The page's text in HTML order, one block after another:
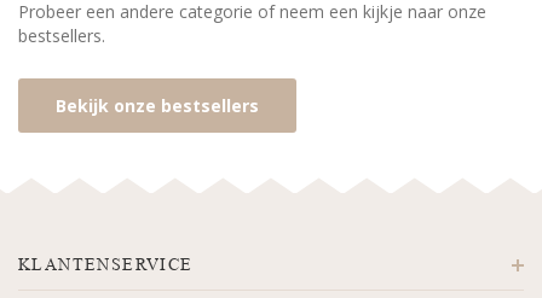
Probeer een andere categorie of neem een kijkje naar onze
bestsellers.
Bekijk onze bestsellers
KLANTENSERVICE